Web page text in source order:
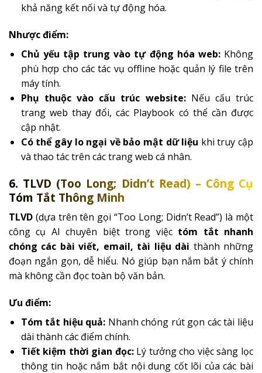
khả năng kết nối và tự động hóa.
Nhược điểm:
Chủ yếu tập trung vào tự động hóa web:Không
phù hợp cho các tác vụ offline hoặc quản lý file trên
máy tính.
Phụ thuộc vào cấu trúc website:Nếu cấu trúc
trang web thay đổi, các Playbook có thể cần được
cập nhật.
Có thể gây lo ngại về bảo mật dữ liệu khi truy cập
và thao tác trên các trang web cá nhân.
6. TLVD (Too Long; Didn’t Read) – Công Cụ
Tóm Tắt Thông Minh
TLVD (dựa trên tên gọi “Too Long; Didn’t Read”) là một
công cụ AI chuyên biệt trong việc tóm tắt nhanh
chóng các bài viết, email, tài liệu dài thành những
đoạn ngắn gọn, dễ hiểu. Nó giúp bạn nắm bắt ý chính
mà không cần đọc toàn bộ văn bản.
Ưu điểm:
Tóm tắt hiệu quả: Nhanh chóng rút gọn các tài liệu
dài thành các điểm chính.
Tiết kiệm thời gian đọc:Lý tưởng cho việc sàng lọc
thông tin hoặc nắm bắt nội dung cốt lõi của các bài